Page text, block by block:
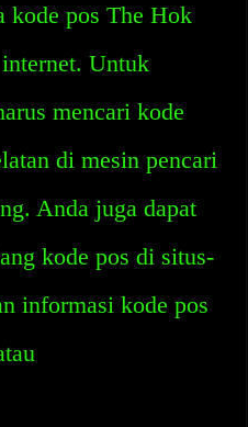
kode pos The Hok
Untuk
mencari kode
di mesin pencari
Anda juga dapat
kode pos di situs-
informasi kode pos